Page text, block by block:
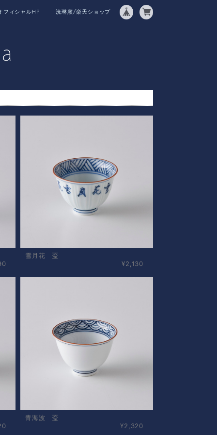
フィシャルHP 洸琳窯/楽天ショップ
雪月花 盃
¥2,130
青海波 盃
¥2,320